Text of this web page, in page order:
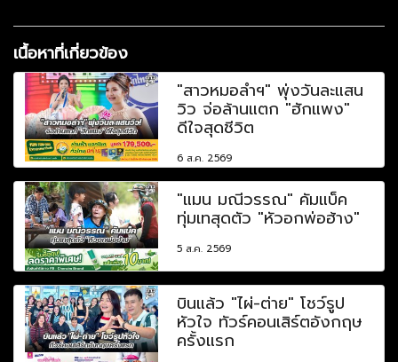
เนื้อหาที่เกี่ยวข้อง
"สาวหมอลำฯ" พุ่งวันละแสน
วิว จ่อล้านแตก "ฮักแพง"
ดีใจสุดชีวิต
6 ส.ค. 2569
"แมน มณีวรรณ" คัมแบ็ค
ทุ่มเทสุดตัว "หัวอกพ่อฮ้าง"
5 ส.ค. 2569
บินแล้ว "ไผ่-ต่าย" โชว์รูป
หัวใจ ทัวร์คอนเสิร์ตอังกฤษ
ครั้งแรก